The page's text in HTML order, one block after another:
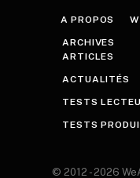
A PROPOS
ARCHIVES
ARTICLES
ACTUALITÉS
TESTS
TESTS
© 2012 - 2026